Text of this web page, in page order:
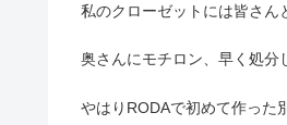
私のクローゼットには皆さん
奥さんにモチロン、早く処分
やはりRODAで初めて作った